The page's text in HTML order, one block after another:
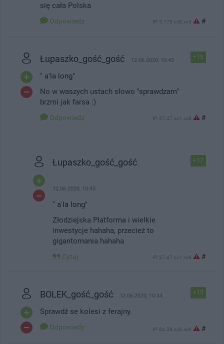
się cała Polska
Odpowiedz IP: 5.173.xx0.xx5 #
+18
Łupaszko_gość_gość 12.06.2020, 10:43
'' a'la long"
No w waszych ustach słowo "sprawdzam"
brzmi jak farsa :)
Odpowiedz IP: 37.47.xx1.xx8 #
+17
Łupaszko_gość_gość
12.06.2020, 10:45
'' a'la long"
Złodziejska Platforma i wielkie
inwestycje hahaha, przecież to
gigantomania hahaha
Cytuj IP: 37.47.xx1.xx8 #
+15
BOLEK_gość_gość 12.06.2020, 10:44
Sprawdż se kolesi z ferajny.
Odpowiedz IP: 84.38.xx8.xx6 #